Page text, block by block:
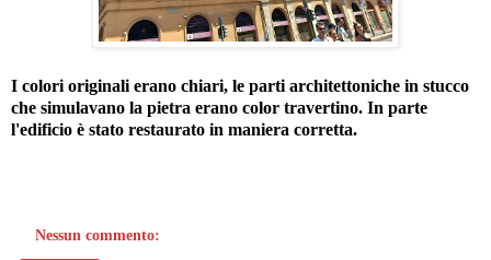
I colori originali erano chiari, le parti architettoniche in stucco
che simulavano la pietra erano color travertino. In parte
l'edificio è stato restaurato in maniera corretta.
Nessun commento: